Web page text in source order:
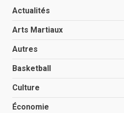
Actualités
Arts Martiaux
Autres
Basketball
Culture
Économie